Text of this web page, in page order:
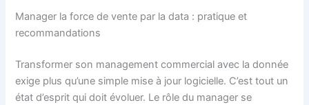
Manager la force de vente par la data : pratique et
recommandations
Transformer son management commercial avec la donnée
exige plus qu’une simple mise à jour logicielle. C’est tout un
état d’esprit qui doit évoluer. Le rôle du manager se